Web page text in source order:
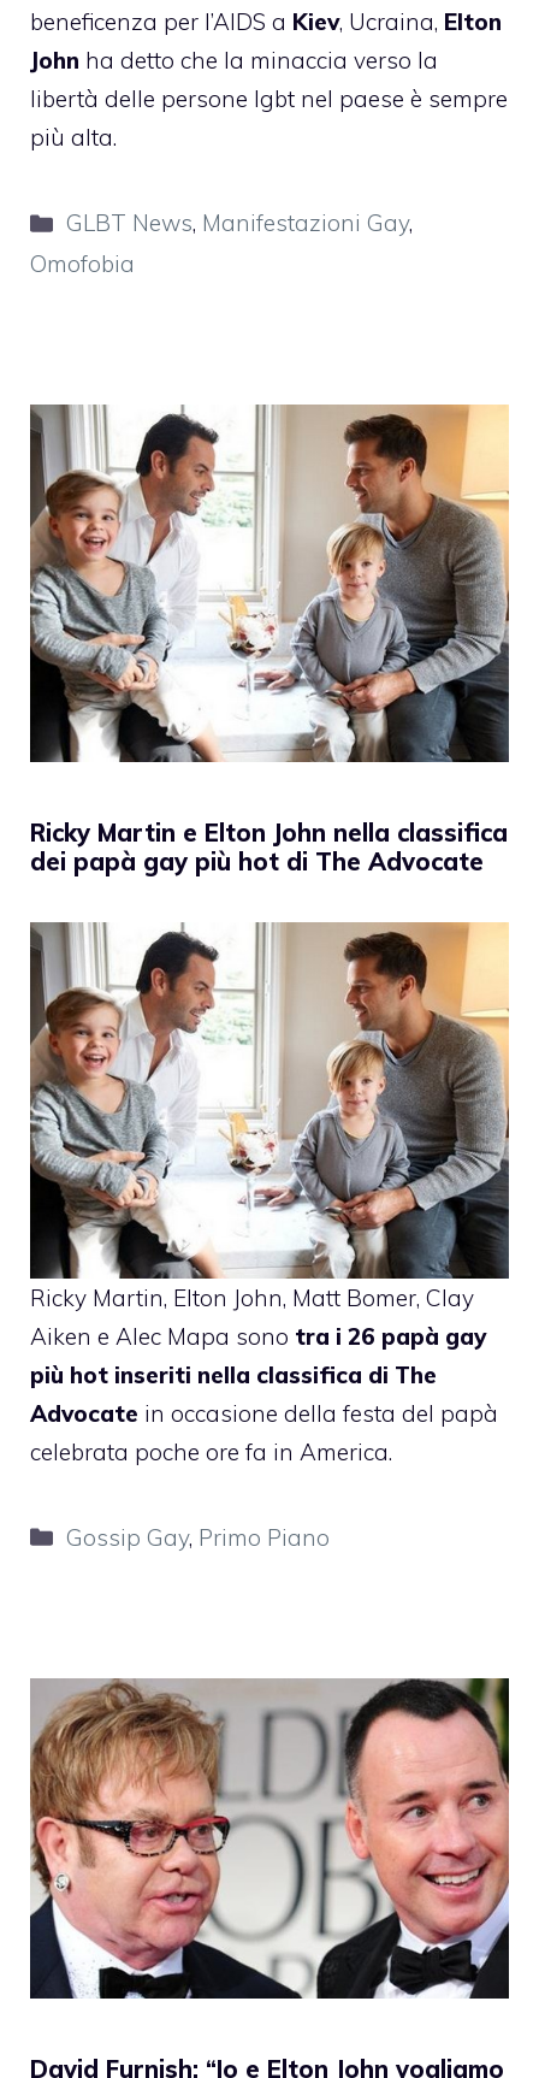
beneficenza per l’AIDS a Kiev, Ucraina, Elton
John ha detto che la minaccia verso la
libertà delle persone lgbt nel paese è sempre
più alta.
Categorie
GLBT News, Manifestazioni Gay,
Omofobia
Ricky Martin e Elton John nella classifica
dei papà gay più hot di The Advocate
Ricky Martin, Elton John, Matt Bomer, Clay
Aiken e Alec Mapa sono tra i 26 papà gay
più hot inseriti nella classifica di The
Advocate in occasione della festa del papà
celebrata poche ore fa in America.
Categorie
Gossip Gay, Primo Piano
David Furnish: “Io e Elton John vogliamo